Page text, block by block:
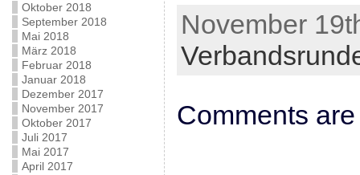
Oktober 2018
September 2018
Mai 2018
März 2018
Februar 2018
Januar 2018
Dezember 2017
November 2017
Oktober 2017
Juli 2017
Mai 2017
April 2017
November
Comments